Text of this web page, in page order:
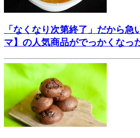
「なくなり次第終了」だから急
マ】の人気商品がでっかくなっ